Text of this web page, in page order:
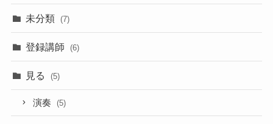
未分類 (7)
登録講師 (6)
見る (5)
演奏 (5)